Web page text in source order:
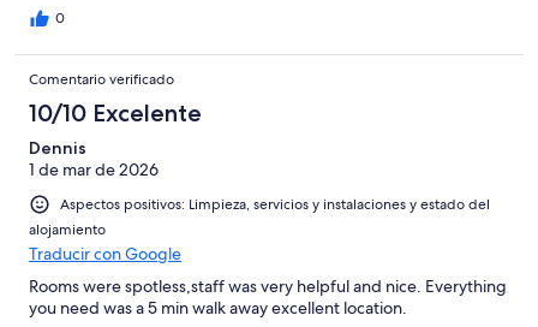
0
Comentario verificado
10/10 Excelente
Dennis
1 de mar de 2026
Aspectos positivos: Limpieza, servicios y instalaciones y estado del
alojamiento
Traducir con Google
Rooms were spotless,staff was very helpful and nice. Everything
you need was a 5 min walk away excellent location.